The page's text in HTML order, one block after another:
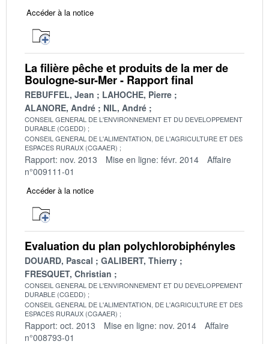
Accéder à la notice
La filière pêche et produits de la mer de
Boulogne-sur-Mer - Rapport final
REBUFFEL, Jean
LAHOCHE, Pierre
ALANORE, André
NIL, André
CONSEIL GENERAL DE L'ENVIRONNEMENT ET DU DEVELOPPEMENT
DURABLE (CGEDD)
CONSEIL GENERAL DE L'ALIMENTATION, DE L'AGRICULTURE ET DES
ESPACES RURAUX (CGAAER)
Rapport: nov. 2013 Mise en ligne: févr. 2014
Affaire
n°009111-01
Accéder à la notice
Evaluation du plan polychlorobiphényles
DOUARD, Pascal
GALIBERT, Thierry
FRESQUET, Christian
CONSEIL GENERAL DE L'ENVIRONNEMENT ET DU DEVELOPPEMENT
DURABLE (CGEDD)
CONSEIL GENERAL DE L'ALIMENTATION, DE L'AGRICULTURE ET DES
ESPACES RURAUX (CGAAER)
Rapport: oct. 2013 Mise en ligne: nov. 2014
Affaire
n°008793-01